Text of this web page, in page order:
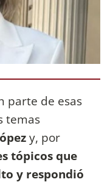
parte de esas
temas
y, por
tópicos que
y respondió